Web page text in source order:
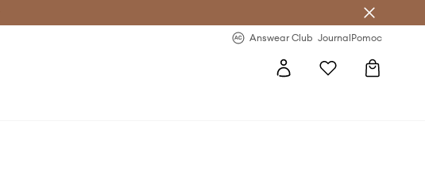
Answear Club JournalPomoc